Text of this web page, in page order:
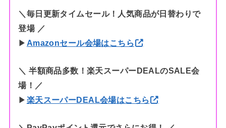
＼ 毎日更新タイムセール！人気商品が日替わりで
登場 ／
▶︎ Amazonセール会場はこちら
＼ 半額商品多数！楽天スーパーDEALのSALE会
場！／
▶︎ 楽天スーパーDEAL会場はこちら